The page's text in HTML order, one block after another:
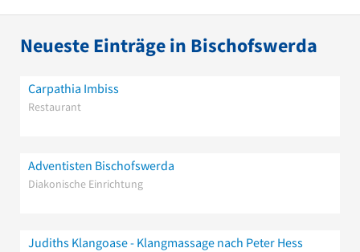
Neueste Einträge in Bischofswerda
Carpathia Imbiss
Restaurant
Adventisten Bischofswerda
Diakonische Einrichtung
Judiths Klangoase - Klangmassage nach Peter Hess